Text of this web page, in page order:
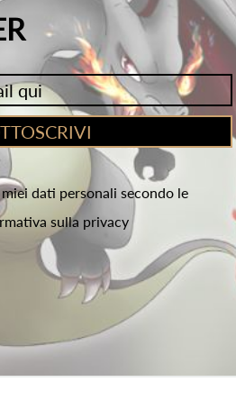
dati personali secondo le
sulla privacy